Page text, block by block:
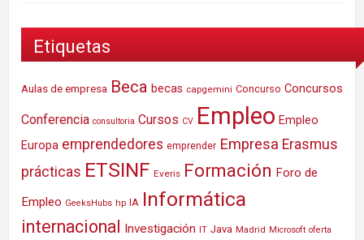
Etiquetas
Aulas de empresa Beca becas capgemini Concurso Concursos
Conferencia consultoria Cursos CV Empleo Empleo
Europa emprendedores emprender Empresa Erasmus
prácticas ETSINF Everis Formación Foro de
Empleo GeeksHubs hp IA Informática
internacional Investigación IT Java Madrid Microsoft oferta